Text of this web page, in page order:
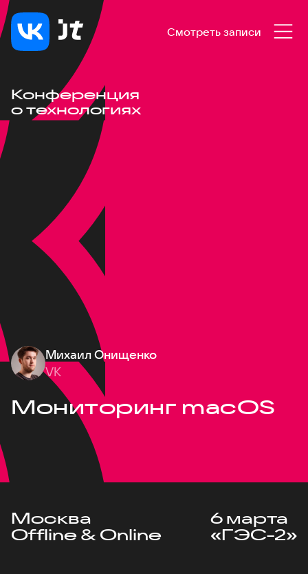
Смотреть записи
Конференция
о технологиях
Михаил Онищенко
VK
Мониторинг macOS
Москва
Offline & Online
6 марта
«ГЭС-2»